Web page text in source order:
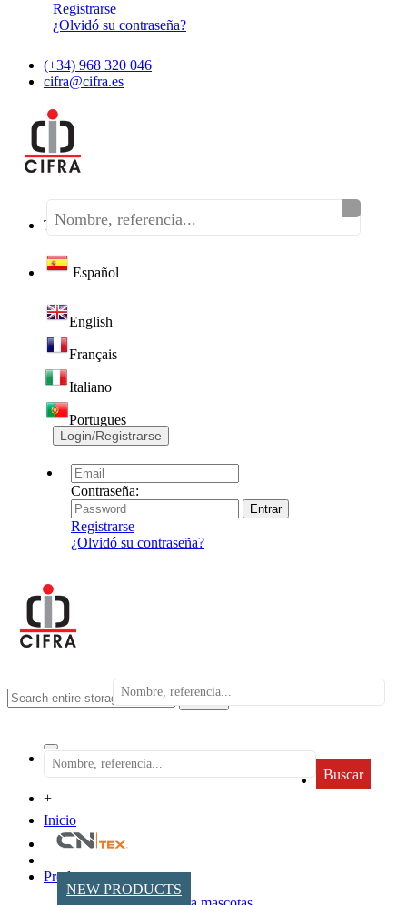
Registrarse
¿Olvidó su contraseña?
(+34) 968 320 046
cifra@cifra.es
Teléfono:(+34) 968 320 046
Español
English
Français
Italiano
Portugues
Login/Registrarse
Contraseña:
Registrarse
¿Olvidó su contraseña?
search
Buscar
+
Inicio
NEW PRODUCTS
Productos